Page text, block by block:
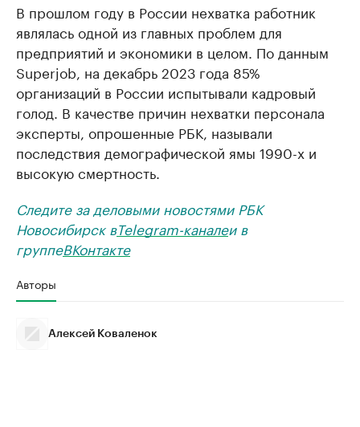
В прошлом году в России нехватка работник
являлась одной из главных проблем для
предприятий и экономики в целом. По данным
Superjob, на декабрь 2023 года 85%
организаций в России испытывали кадровый
голод. В качестве причин нехватки персонала
эксперты, опрошенные РБК, называли
последствия демографической ямы 1990-х и
высокую смертность.
Следите за деловыми новостями РБК
Новосибирск вTelegram-каналеи в
группеВКонтакте
Авторы
Алексей Коваленок